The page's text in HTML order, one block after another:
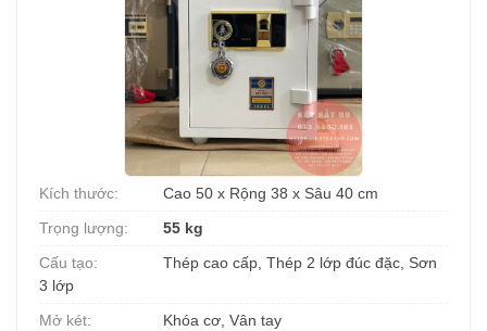
Kích thước:
Cao 50 x Rộng 38 x Sâu 40 cm
Trọng lượng:
55 kg
Cấu tạo:
Thép cao cấp, Thép 2 lớp đúc đặc, Sơn
3 lớp
Mở két:
Khóa cơ, Vân tay